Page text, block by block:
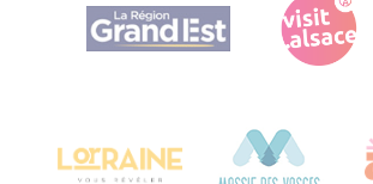
Agence Régionale du Tourisme
Bureau de Colmar (hoofdkantoor)